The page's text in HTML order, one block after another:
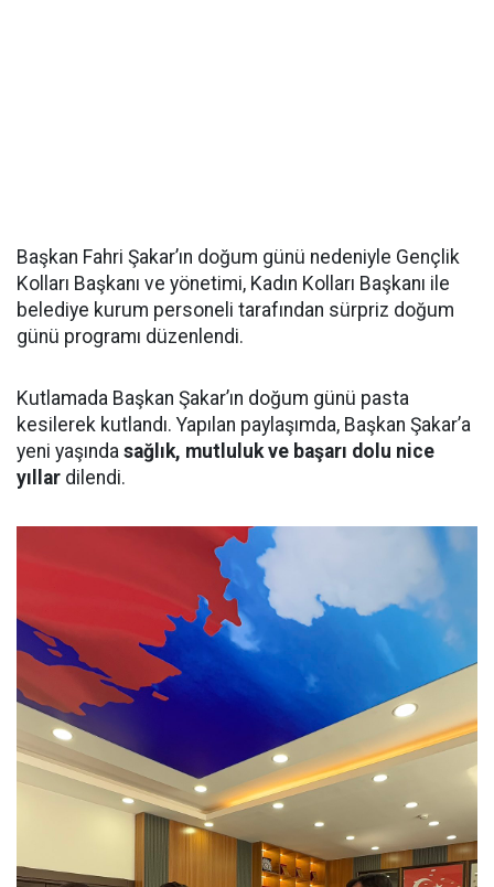
Başkan Fahri Şakar’ın doğum günü nedeniyle Gençlik
Kolları Başkanı ve yönetimi, Kadın Kolları Başkanı ile
belediye kurum personeli tarafından sürpriz doğum
günü programı düzenlendi.
Kutlamada Başkan Şakar’ın doğum günü pasta
kesilerek kutlandı. Yapılan paylaşımda, Başkan Şakar’a
yeni yaşında sağlık, mutluluk ve başarı dolu nice
yıllar dilendi.